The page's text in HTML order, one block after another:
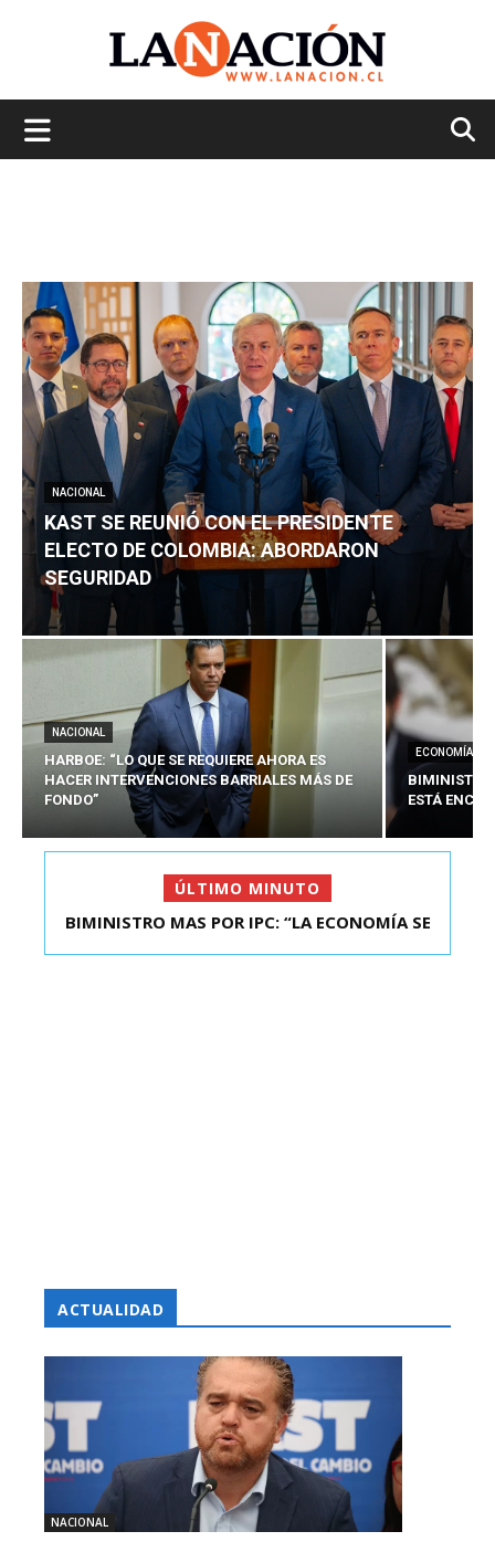
NACIONAL
KAST SE REUNIÓ CON EL PRESIDENTE
ELECTO DE COLOMBIA: ABORDARON
SEGURIDAD
NACIONAL
HARBOE: “LO QUE SE REQUIERE AHORA ES
HACER INTERVENCIONES BARRIALES MÁS DE
FONDO”
ECONOMÍA
BIMINISTRO
ESTÁ
ÚLTIMO MINUTO
KAST SE REUNIÓ CON EL PRESIDENTE ELECTO DE
BIMINISTRO MAS POR IPC: “LA ECONOMÍA SE
ACTUALIDAD
NACIONAL